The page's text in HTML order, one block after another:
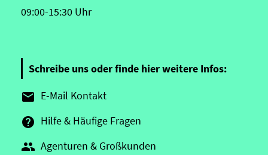
09:00-15:30 Uhr
Schreibe uns oder finde hier weitere Infos:
 E-Mail Kontakt
 Hilfe & Häufige Fragen
 Agenturen & Großkunden